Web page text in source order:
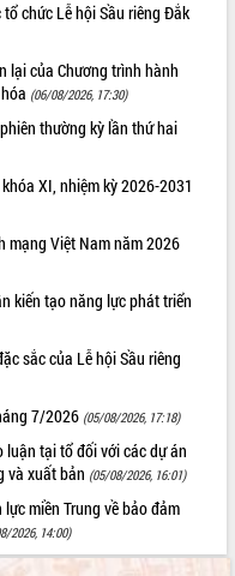
chức Lễ hội Sầu riêng Đắk
lại của Chương trình hành
(06/08/2026, 17:30)
thường kỳ lần thứ hai
XI, nhiệm kỳ 2026-2031
mạng Việt Nam năm 2026
kiến tạo năng lực phát triển
sắc của Lễ hội Sầu riêng
7/2026 (05/08/2026, 17:18)
tại tổ đối với các dự án
và xuất bản (05/08/2026, 16:01)
miền Trung về bảo đảm
2026, 14:00)